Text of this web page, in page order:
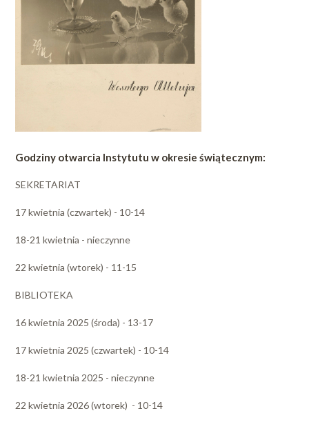
Godziny otwarcia Instytutu w okresie świątecznym:
SEKRETARIAT
17 kwietnia (czwartek) - 10-14
18-21 kwietnia - nieczynne
22 kwietnia (wtorek) - 11-15
BIBLIOTEKA
16 kwietnia 2025 (środa) - 13-17
17 kwietnia 2025 (czwartek) - 10-14
18-21 kwietnia 2025 - nieczynne
22 kwietnia 2026 (wtorek) - 10-14